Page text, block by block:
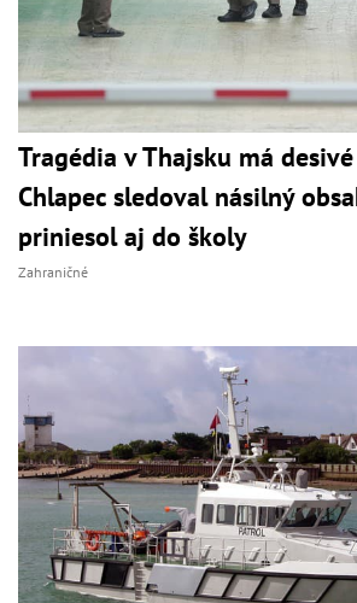
Tragédia v Thajsku má
Chlapec sledoval násilný
priniesol aj do školy
Zahraničné